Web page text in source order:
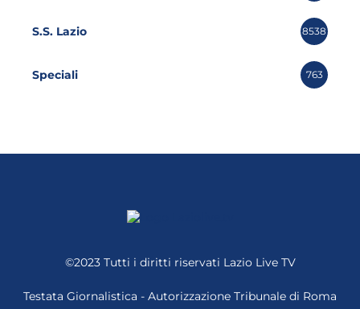
S.S. Lazio 8538
Speciali 763
©2023 Tutti i diritti riservati Lazio Live TV
Testata Giornalistica - Autorizzazione Tribunale di Roma